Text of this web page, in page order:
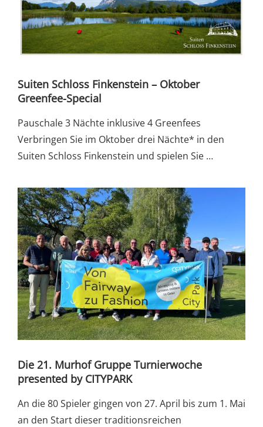
Suiten Schloss Finkenstein – Oktober
Greenfee-Special
Pauschale 3 Nächte inklusive 4 Greenfees
Verbringen Sie im Oktober drei Nächte* in den
Suiten Schloss Finkenstein und spielen Sie …
Die 21. Murhof Gruppe Turnierwoche
presented by CITYPARK
An die 80 Spieler gingen von 27. April bis zum 1. Mai
an den Start dieser traditionsreichen